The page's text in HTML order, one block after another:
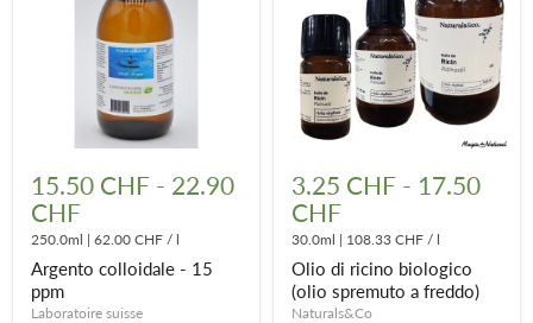
colloidale
15
ppm
15.50 CHF - 22.90
CHF
250.0ml | 62.00 CHF / l
Argento colloidale - 15
ppm
Laboratoire suisse
di
ricino
biologico
(olio
spremuto
a
freddo)
3.25 CHF - 17.50
CHF
30.0ml | 108.33 CHF / l
Olio di ricino biologico
(olio spremuto a freddo)
Naturals&Co